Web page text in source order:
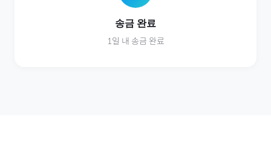
송금 완료
1일 내 송금 완료